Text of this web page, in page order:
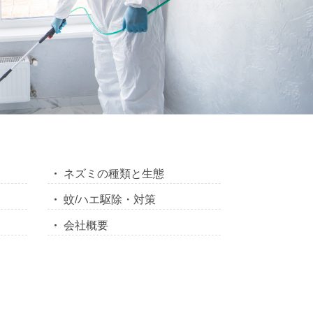
ネズミの種類と生態
蚊/ハエ駆除・対策
会社概要